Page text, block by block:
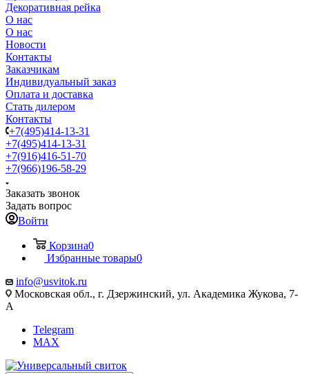
Декоративная рейка
О нас
О нас
Новости
Контакты
Заказчикам
Индивидуальный заказ
Оплата и доставка
Стать дилером
Контакты
+7(495)414-13-31
+7(495)414-13-31
+7(916)416-51-70
+7(966)196-58-29
Заказать звонок
Задать вопрос
Войти
Корзина0
Избранные товары0
info@usvitok.ru
Московская обл., г. Дзержинский, ул. Академика Жукова, 7-
А
Telegram
MAX